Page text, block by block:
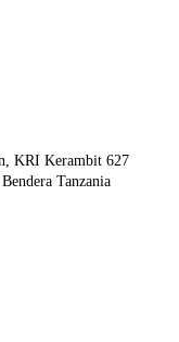
KRI Kerambit 627
Tanzania